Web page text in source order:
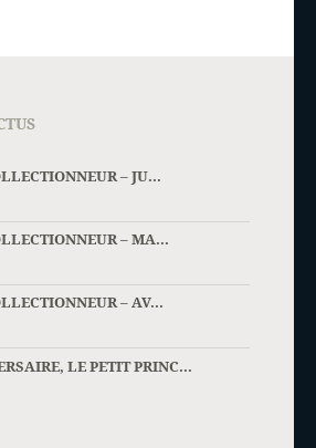
– JU...
– MA...
– AV...
LE PETIT PRINC...